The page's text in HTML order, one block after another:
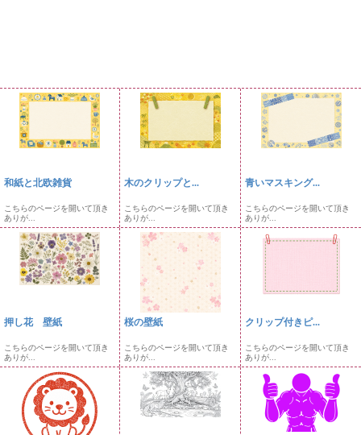
和紙と北欧雑貨
こちらのページを開いて頂き
ありが...
木のクリップと...
こちらのページを開いて頂き
ありが...
青いマスキング...
こちらのページを開いて頂き
ありが...
押し花 壁紙
こちらのページを開いて頂き
ありが...
桜の壁紙
こちらのページを開いて頂き
ありが...
クリップ付きピ...
こちらのページを開いて頂き
ありが...